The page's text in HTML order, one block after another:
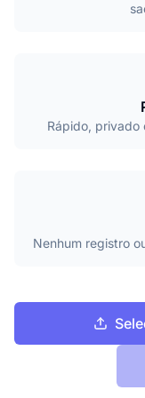
Rápido, privado
Nenhum registro